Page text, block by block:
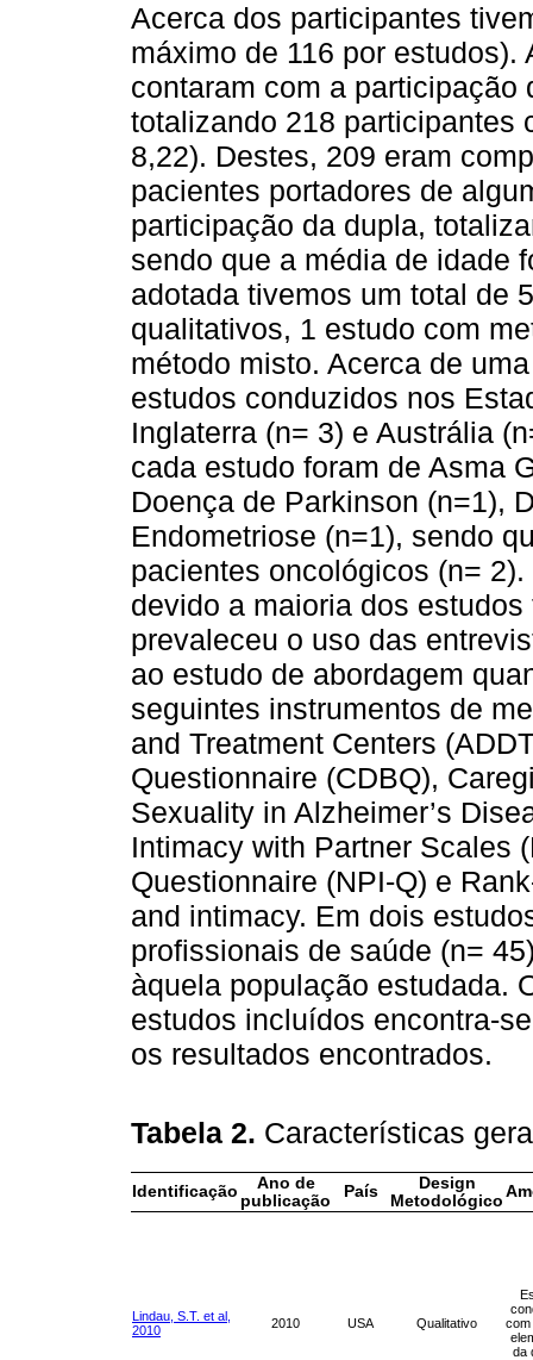
Acerca dos participantes
máximo de 116 por
contaram com a
totalizando 218 participantes
8,22). Destes, 209 eram
pacientes portadores de
participação da dupla,
sendo que a média de idade
adotada tivemos um total de
qualitativos, 1 estudo com
método misto. Acerca de
estudos conduzidos nos
Inglaterra (n= 3) e Austrália
cada estudo foram de Asma
Doença de Parkinson (n=1),
Endometriose (n=1), sendo
pacientes oncológicos (n=
devido a maioria dos
prevaleceu o uso das
ao estudo de abordagem
seguintes instrumentos de
and Treatment Centers
Questionnaire (CDBQ),
Sexuality in Alzheimer’s
Intimacy with Partner Scales
Questionnaire (NPI-Q) e
and intimacy. Em dois
profissionais de saúde (n=
àquela população estudada.
estudos incluídos encontra-
os resultados encontrados.
Tabela 2. Características
Identificação
Ano de
publicação
País
Design
Metodológico
Lindau, S.T. et al,
2010
2010 USA Qualitativo
com
da